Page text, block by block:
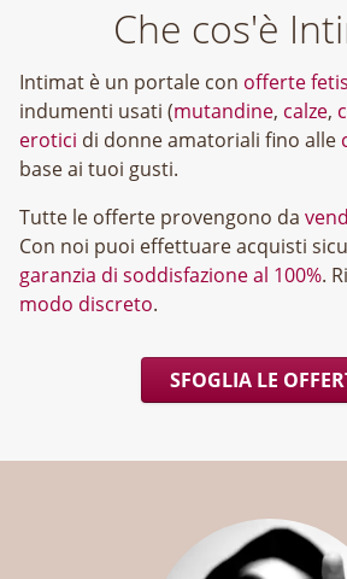
Che cos'è
Intimat è un portale con offerte
indumenti usati (mutandine, calze,
erotici di donne amatoriali fino alle
base ai tuoi gusti.
Tutte le offerte provengono da
Con noi puoi effettuare acquisti
garanzia di soddisfazione al 100%.
modo discreto.
SFOGLIA LE